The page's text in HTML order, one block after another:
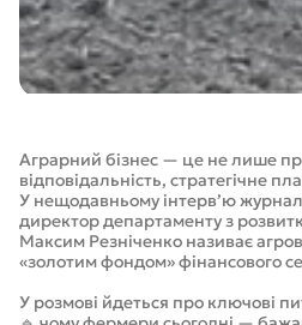
Аграрний бізнес — це не лише
відповідальність, стратегічне
У нещодавньому інтерв’ю
директор департаменту з
Максим Резніченко називає
«золотим фондом» фінансового
У розмові йдеться про ключові